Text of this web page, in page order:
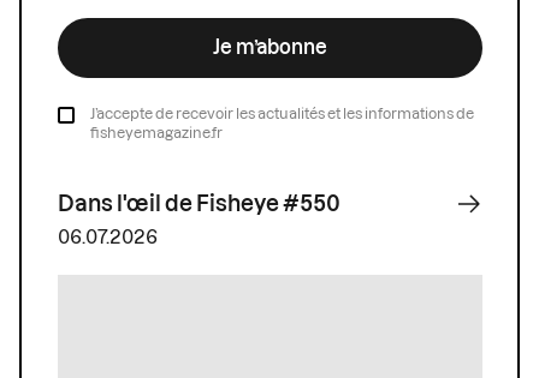
Je m’abonne
J’accepte de recevoir les actualités et les informations de
fisheyemagazine.fr
Dans l'œil de Fisheye #550
06.07.2026